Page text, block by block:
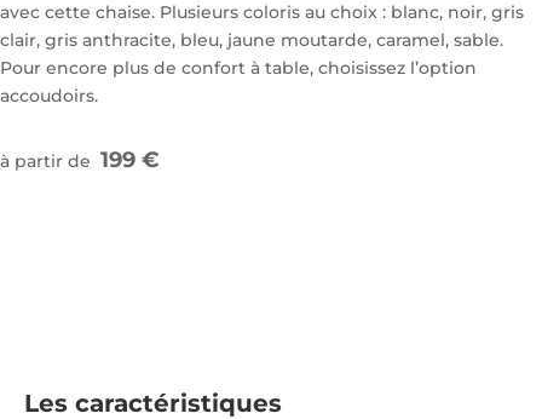
avec cette chaise. Plusieurs coloris au choix : blanc, noir, gris
clair, gris anthracite, bleu, jaune moutarde, caramel, sable.
Pour encore plus de confort à table, choisissez l’option
accoudoirs.
à partir de 199 €
Les caractéristiques